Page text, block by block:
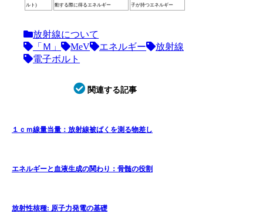
ルト)
動する際に得るエネルギー
子が持つエネルギー
放射線について
「Ｍ」
MeV エネルギー
放射線
電子ボルト
関連する記事
１ｃｍ線量当量：放射線被ばくを測る物差し
エネルギーと血液生成の関わり：骨髄の役割
放射性核種: 原子力発電の基礎